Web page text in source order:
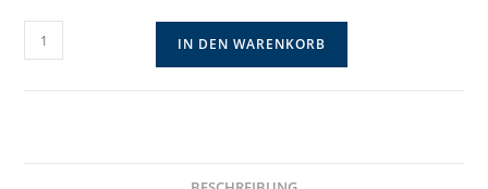
Brautstaußanhänger
mit
IN DEN WARENKORB